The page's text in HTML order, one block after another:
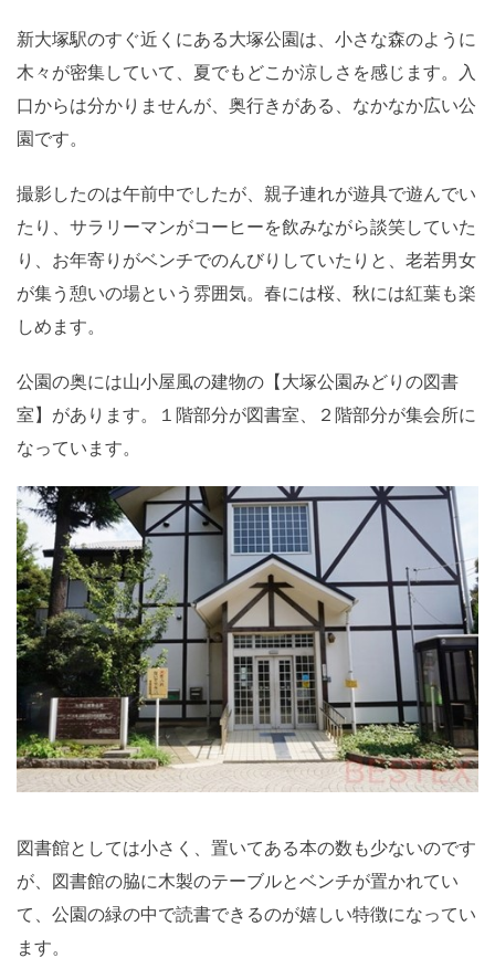
新大塚駅のすぐ近くにある大塚公園は、小さな森のように
木々が密集していて、夏でもどこか涼しさを感じます。入
口からは分かりませんが、奥行きがある、なかなか広い公
園です。
撮影したのは午前中でしたが、親子連れが遊具で遊んでい
たり、サラリーマンがコーヒーを飲みながら談笑していた
り、お年寄りがベンチでのんびりしていたりと、老若男女
が集う憩いの場という雰囲気。春には桜、秋には紅葉も楽
しめます。
公園の奥には山小屋風の建物の【大塚公園みどりの図書
室】があります。１階部分が図書室、２階部分が集会所に
なっています。
図書館としては小さく、置いてある本の数も少ないのです
が、図書館の脇に木製のテーブルとベンチが置かれてい
て、公園の緑の中で読書できるのが嬉しい特徴になってい
ます。